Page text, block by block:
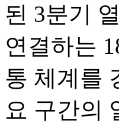
된 3분기
연결하는
통 체계를
요 구간의